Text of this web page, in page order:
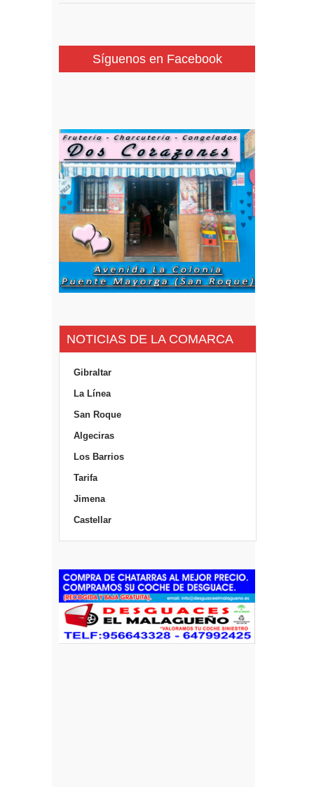
Síguenos en Facebook
NOTICIAS DE LA COMARCA
Gibraltar
La Línea
San Roque
Algeciras
Los Barrios
Tarifa
Jimena
Castellar